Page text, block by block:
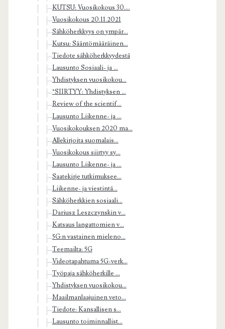
KUTSU: Vuosikokous 30....
Vuosikokous 20.11.2021
Sähköherkkyys on ympär...
Kutsu: Sääntömääräinen...
Tiedote sähköherkkyydestä
Lausunto Sosiaali- ja ...
Yhdistyksen vuosikokou...
*SIIRTYY: Yhdistyksen ...
Review of the scientif...
Lausunto Liikenne- ja ...
Vuosikokouksen 2020 ma...
Allekirjoita suomalais...
Vuosikokous siirtyy sy...
Lausunto Liikenne- ja ...
Saatekirje tutkimuksee...
Liikenne- ja viestintä...
Sähköherkkien sosiaali...
Dariusz Leszczynskin v...
Katsaus langattomien v...
5G:n vastainen mieleno...
Teemailta: 5G
Videotapahtuma 5G-verk...
Työpaja sähköherkille ...
Yhdistyksen vuosikokou...
Maailmanlaajuinen veto...
Tiedote: Kansallisen s...
Lausunto toiminnallist...